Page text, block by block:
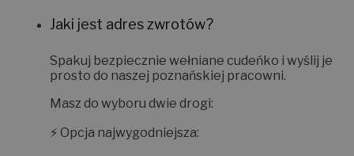
Jaki jest adres zwrotów?
Spakuj bezpiecznie wełniane cudeńko i wyślij je
prosto do naszej poznańskiej pracowni.
Masz do wyboru dwie drogi:
⚡ Opcja najwygodniejsza: